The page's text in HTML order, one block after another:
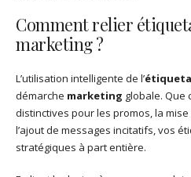
Comment relier
marketing ?
L’utilisation intelligente de l’
démarche marketing globale. Que
distinctives pour les promos, la
l’ajout de messages incitatifs, vos
stratégiques à part entière.